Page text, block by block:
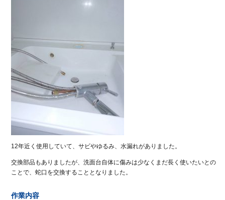
12年近く使用していて、サビやゆるみ、水漏れがありました。
交換部品もありましたが、洗面台自体に傷みは少なくまだ長く使いたいとの
ことで、蛇口を交換することとなりました。
作業内容